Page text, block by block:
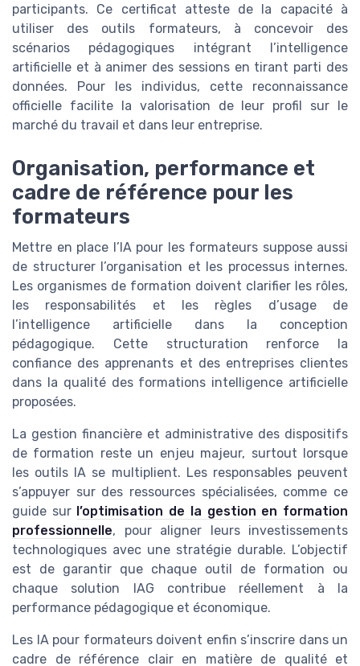
participants. Ce certificat atteste de la capacité à
utiliser des outils formateurs, à concevoir des
scénarios pédagogiques intégrant l’intelligence
artificielle et à animer des sessions en tirant parti des
données. Pour les individus, cette reconnaissance
officielle facilite la valorisation de leur profil sur le
marché du travail et dans leur entreprise.
Organisation, performance et
cadre de référence pour les
formateurs
Mettre en place l’IA pour les formateurs suppose aussi
de structurer l’organisation et les processus internes.
Les organismes de formation doivent clarifier les rôles,
les responsabilités et les règles d’usage de
l’intelligence artificielle dans la conception
pédagogique. Cette structuration renforce la
confiance des apprenants et des entreprises clientes
dans la qualité des formations intelligence artificielle
proposées.
La gestion financière et administrative des dispositifs
de formation reste un enjeu majeur, surtout lorsque
les outils IA se multiplient. Les responsables peuvent
s’appuyer sur des ressources spécialisées, comme ce
guide sur l’optimisation de la gestion en formation
professionnelle, pour aligner leurs investissements
technologiques avec une stratégie durable. L’objectif
est de garantir que chaque outil de formation ou
chaque solution IAG contribue réellement à la
performance pédagogique et économique.
Les IA pour formateurs doivent enfin s’inscrire dans un
cadre de référence clair en matière de qualité et